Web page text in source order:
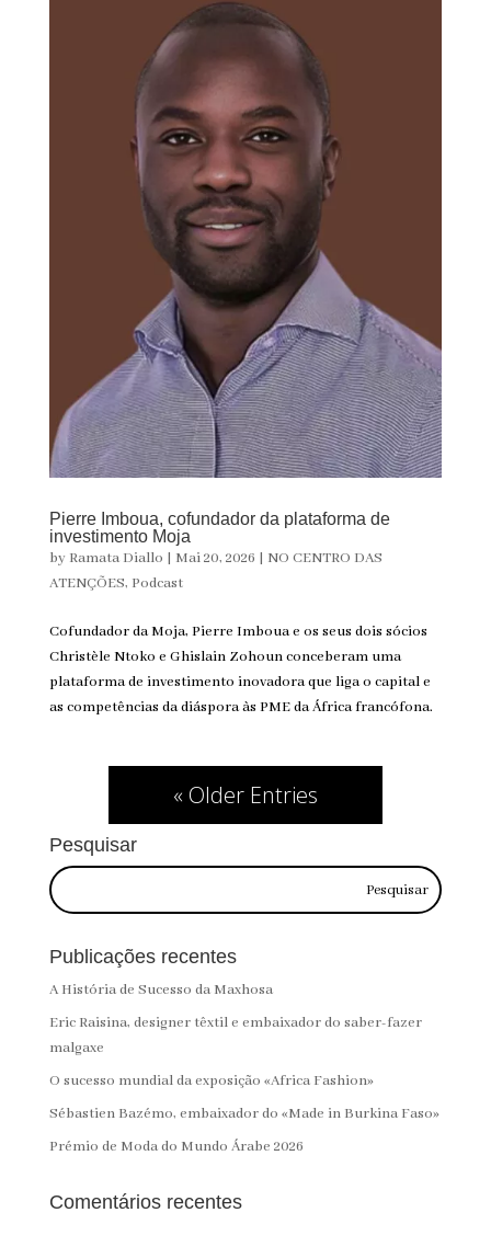
Pierre Imboua, cofundador da plataforma de
investimento Moja
by Ramata Diallo | Mai 20, 2026 | NO CENTRO DAS
ATENÇÕES, Podcast
Cofundador da Moja, Pierre Imboua e os seus dois sócios
Christèle Ntoko e Ghislain Zohoun conceberam uma
plataforma de investimento inovadora que liga o capital e
as competências da diáspora às PME da África francófona.
« Older Entries
Pesquisar
Publicações recentes
A História de Sucesso da Maxhosa
Eric Raisina, designer têxtil e embaixador do saber-fazer
malgaxe
O sucesso mundial da exposição «Africa Fashion»
Sébastien Bazémo, embaixador do «Made in Burkina Faso»
Prémio de Moda do Mundo Árabe 2026
Comentários recentes